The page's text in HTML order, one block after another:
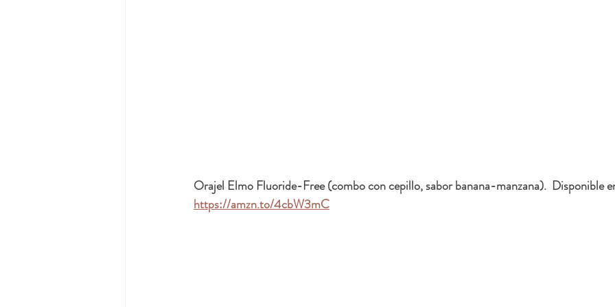
Orajel Elmo Fluoride-Free (combo con cepillo, sabor banana-manzana).  Disponible
https://amzn.to/4cbW3mC